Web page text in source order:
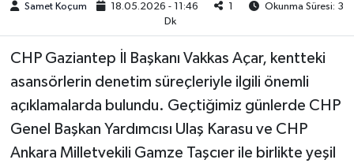
Samet Koçum 18.05.2026 - 11:46 1
Okunma Süresi: 3
Dk
CHP Gaziantep İl Başkanı Vakkas Açar, kentteki
asansörlerin denetim süreçleriyle ilgili önemli
açıklamalarda bulundu. Geçtiğimiz günlerde CHP
Genel Başkan Yardımcısı Ulaş Karasu ve CHP
Ankara Milletvekili Gamze Taşcıer ile birlikte yeşil
Teknoloji
Türkiye